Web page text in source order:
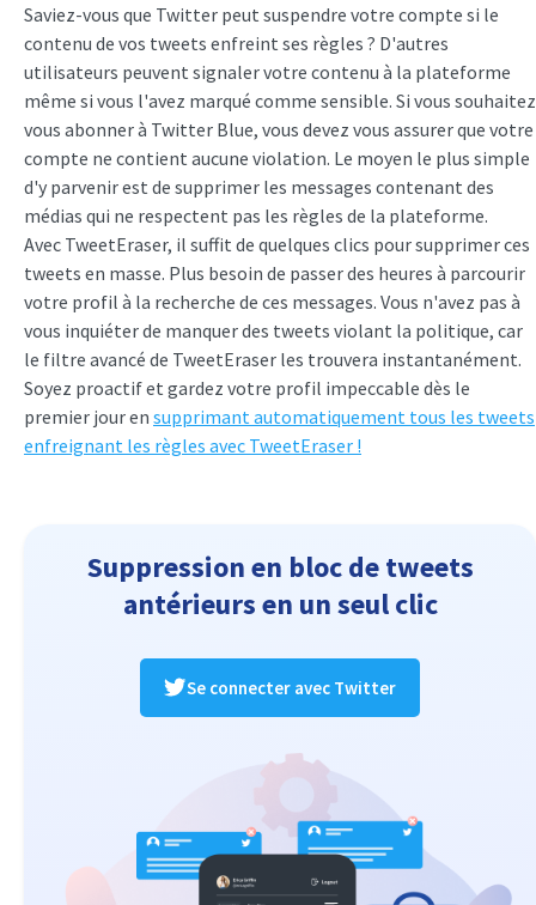
Saviez-vous que Twitter peut suspendre votre compte si le
contenu de vos tweets enfreint ses règles ? D'autres
utilisateurs peuvent signaler votre contenu à la plateforme
même si vous l'avez marqué comme sensible. Si vous souhaitez
vous abonner à Twitter Blue, vous devez vous assurer que votre
compte ne contient aucune violation. Le moyen le plus simple
d'y parvenir est de supprimer les messages contenant des
médias qui ne respectent pas les règles de la plateforme.
Avec TweetEraser, il suffit de quelques clics pour supprimer ces
tweets en masse. Plus besoin de passer des heures à parcourir
votre profil à la recherche de ces messages. Vous n'avez pas à
vous inquiéter de manquer des tweets violant la politique, car
le filtre avancé de TweetEraser les trouvera instantanément.
Soyez proactif et gardez votre profil impeccable dès le
premier jour en supprimant automatiquement tous les tweets
enfreignant les règles avec TweetEraser !
Suppression en bloc de tweets
antérieurs en un seul clic
Se connecter avec Twitter